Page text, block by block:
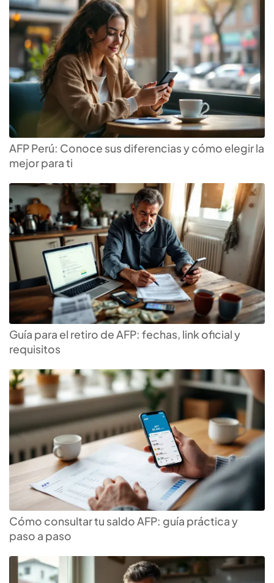
AFP Perú: Conoce sus diferencias y cómo elegir la
mejor para ti
Guía para el retiro de AFP: fechas, link oficial y
requisitos
Cómo consultar tu saldo AFP: guía práctica y
paso a paso